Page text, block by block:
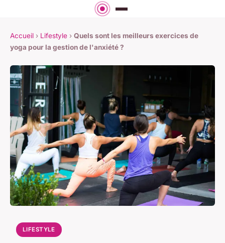
Accueil › Lifestyle › Quels sont les meilleurs exercices de
yoga pour la gestion de l'anxiété ?
LIFESTYLE